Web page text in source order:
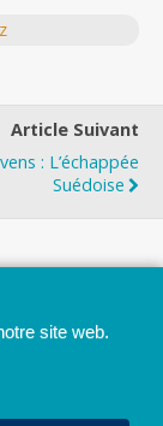
Article Suivant
: L’échappée
Suédoise
site web.